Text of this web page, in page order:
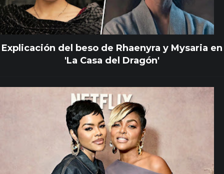
Explicación del beso de Rhaenyra y Mysaria en
'La Casa del Dragón'